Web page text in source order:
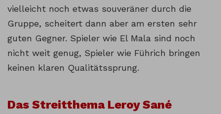
vielleicht noch etwas souveräner durch die
Gruppe, scheitert dann aber am ersten sehr
guten Gegner. Spieler wie El Mala sind noch
nicht weit genug, Spieler wie Führich bringen
keinen klaren Qualitätssprung.
Das Streitthema Leroy Sané